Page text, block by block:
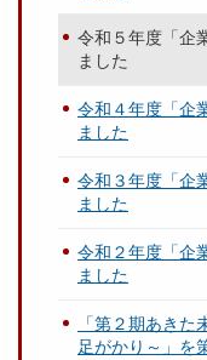
令和５年度「企
ました
令和４年度「企
ました
令和３年度「企
ました
令和２年度「企
ました
「第２期あき
足がかり～」を